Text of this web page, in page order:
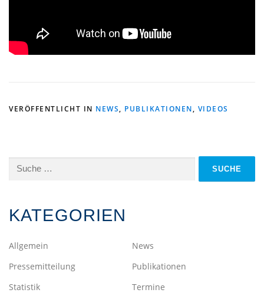
VERÖFFENTLICHT IN NEWS, PUBLIKATIONEN, VIDEOS
Suche
KATEGORIEN
Allgemein
News
Pressemitteilung
Publikationen
Statistik
Termine